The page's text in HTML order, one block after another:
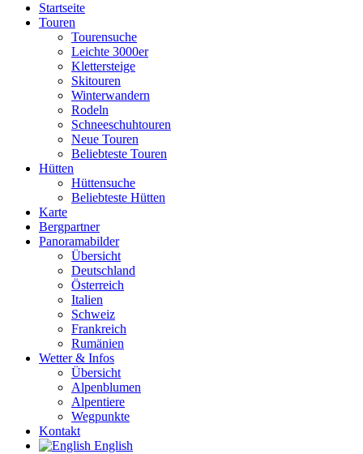
Startseite
Touren
Tourensuche
Leichte 3000er
Klettersteige
Skitouren
Winterwandern
Rodeln
Schneeschuhtouren
Neue Touren
Beliebteste Touren
Hütten
Hüttensuche
Beliebteste Hütten
Karte
Bergpartner
Panoramabilder
Übersicht
Deutschland
Österreich
Italien
Schweiz
Frankreich
Rumänien
Wetter & Infos
Übersicht
Alpenblumen
Alpentiere
Wegpunkte
Kontakt
English